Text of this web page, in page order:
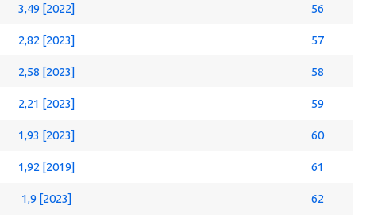
3,49 [2022] 56
2,82 [2023] 57
2,58 [2023] 58
2,21 [2023] 59
1,93 [2023] 60
1,92 [2019] 61
1,9 [2023] 62